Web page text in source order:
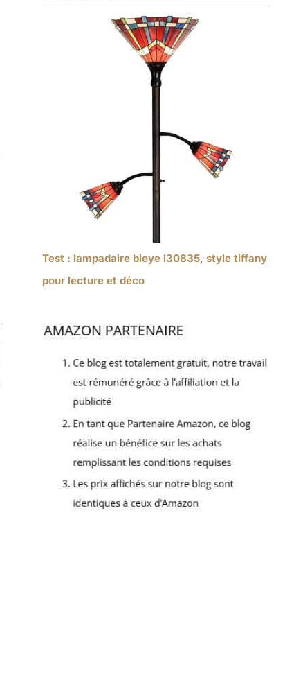
Test : lampadaire bieye l30835, style tiffany
pour lecture et déco